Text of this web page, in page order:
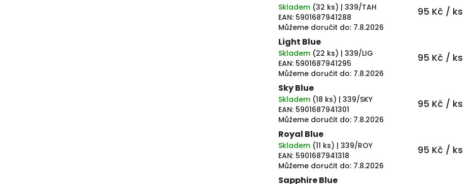
Skladem (32 ks) | 339/TAH
EAN: 5901687941288
Můžeme doručit do: 7.8.2026
95 Kč / ks
Light Blue
Skladem (22 ks) | 339/LIG
EAN: 5901687941295
Můžeme doručit do: 7.8.2026
95 Kč / ks
Sky Blue
Skladem (18 ks) | 339/SKY
EAN: 5901687941301
Můžeme doručit do: 7.8.2026
95 Kč / ks
Royal Blue
Skladem (11 ks) | 339/ROY
EAN: 5901687941318
Můžeme doručit do: 7.8.2026
95 Kč / ks
Sapphire Blue